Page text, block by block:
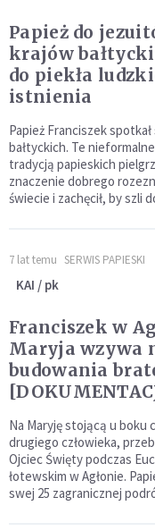
Papież do
krajów
do piekła
istnienia
Papież Franciszek
bałtyckich. Te
tradycją papieskich
znaczenie dobrego
świecie i zachęcił, by szli
7 lat temu SERWIS PAPIESKI
KAI / pk
Franciszek w
Maryja wzywa
budowania
Na Maryję stojącą u boku
drugiego człowieka,
Ojciec Święty podczas
łotewskim w Agłonie.
swej 25 zagranicznej